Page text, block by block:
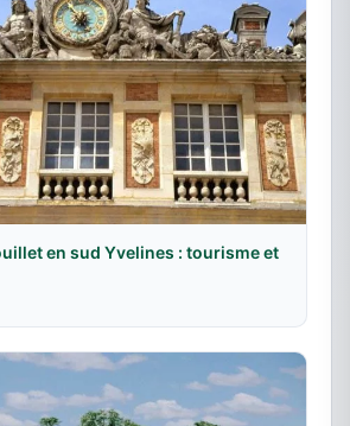
en sud Yvelines : tourisme et